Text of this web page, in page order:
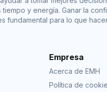
y energía. Ganar la
fundamental para lo que
Empresa
Acerca de EMH
Política de